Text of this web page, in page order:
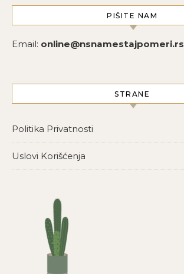
PIŠITE NAM
Email: online@nsnamestajpomeri.rs
STRANE
Politika Privatnosti
Uslovi Korišćenja